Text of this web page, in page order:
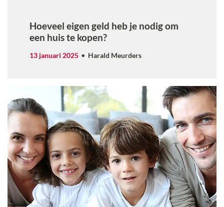
Hoeveel eigen geld heb je nodig om
een huis te kopen?
13 januari 2025 Harald Meurders